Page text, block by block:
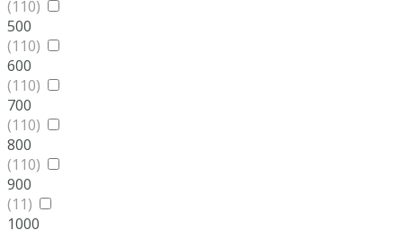
(110)
500
(110)
600
(110)
700
(110)
800
(110)
900
(11)
1000